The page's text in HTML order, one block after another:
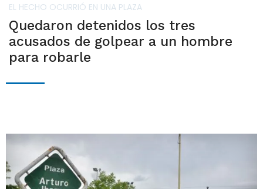
EL HECHO OCURRIÓ EN UNA PLAZA
Quedaron detenidos los tres
acusados de golpear a un hombre
para robarle